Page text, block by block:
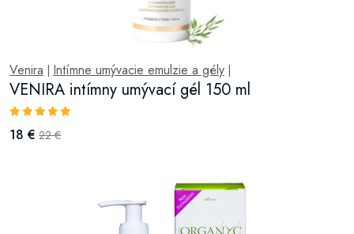
Venira Intímne umývacie emulzie a gély
VENIRA intímny umývací gél 150 ml
18 € 22 €